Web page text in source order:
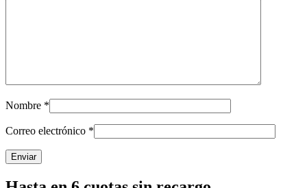
Nombre *
Correo electrónico *